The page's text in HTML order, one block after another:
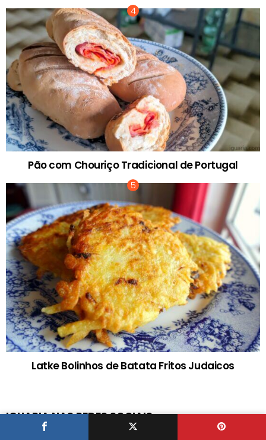
Pão com Chouriço Tradicional de Portugal
Latke Bolinhos de Batata Fritos Judaicos
IGUARIA NAS REDES SOCIAIS